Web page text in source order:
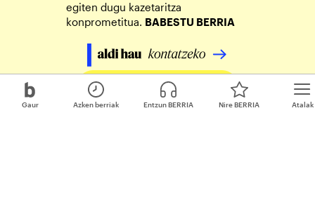
Gaur Atalak
Azken berriak Entzun BERRIA Nire BERRIA
egiten dugu kazetaritza
konprometitua. BABESTU BERRIA
Egin zure ekarpena